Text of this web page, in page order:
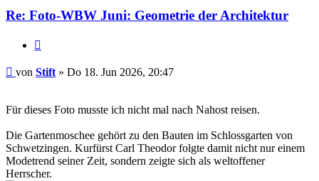
Re: Foto-WBW Juni: Geometrie der Architektur
Beitrag
von Stift » Do 18. Jun 2026, 20:47
Für dieses Foto musste ich nicht mal nach Nahost reisen.
Die Gartenmoschee gehört zu den Bauten im Schlossgarten von
Schwetzingen. Kurfürst Carl Theodor folgte damit nicht nur einem
Modetrend seiner Zeit, sondern zeigte sich als weltoffener
Herrscher.